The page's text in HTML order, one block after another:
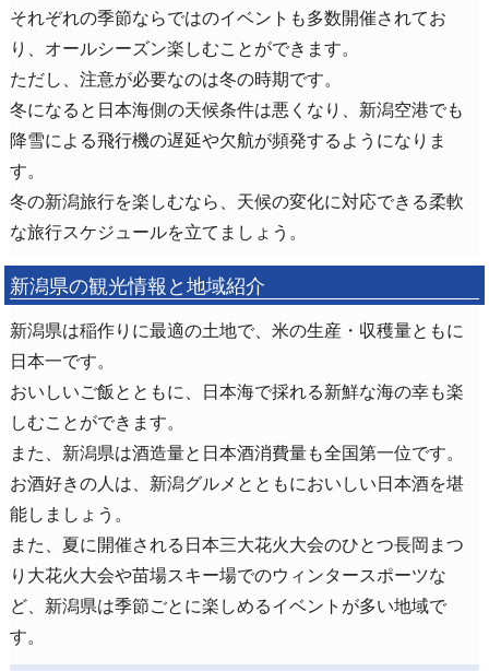
それぞれの季節ならではのイベントも多数開催されてお
り、オールシーズン楽しむことができます。
ただし、注意が必要なのは冬の時期です。
冬になると日本海側の天候条件は悪くなり、新潟空港でも
降雪による飛行機の遅延や欠航が頻発するようになりま
す。
冬の新潟旅行を楽しむなら、天候の変化に対応できる柔軟
な旅行スケジュールを立てましょう。
新潟県の観光情報と地域紹介
新潟県は稲作りに最適の土地で、米の生産・収穫量ともに
日本一です。
おいしいご飯とともに、日本海で採れる新鮮な海の幸も楽
しむことができます。
また、新潟県は酒造量と日本酒消費量も全国第一位です。
お酒好きの人は、新潟グルメとともにおいしい日本酒を堪
能しましょう。
また、夏に開催される日本三大花火大会のひとつ長岡まつ
り大花火大会や苗場スキー場でのウィンタースポーツな
ど、新潟県は季節ごとに楽しめるイベントが多い地域で
す。